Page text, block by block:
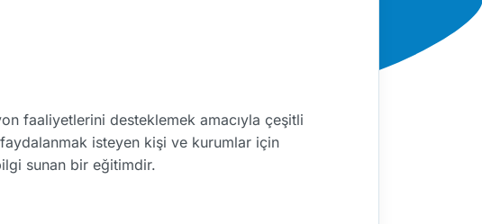
faaliyetlerini desteklemek amacıyla çeşitli
isteyen kişi ve kurumlar için
sunan bir eğitimdir.